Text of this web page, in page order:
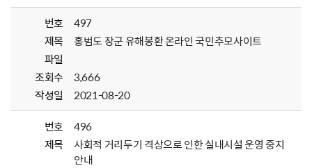
번호
497
제목
홍범도 장군 유해봉환 온라인 국민추모사이트
파일
조회수
3,666
작성일
2021-08-20
번호
496
제목
사회적 거리두기 격상으로 인한 실내시설 운영 중지
안내